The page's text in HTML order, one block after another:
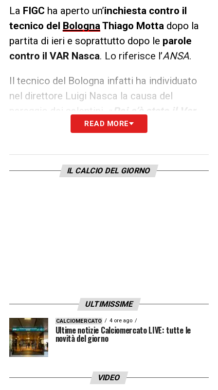
La FIGC ha aperto un’inchiesta contro il
tecnico del Bologna Thiago Motta dopo la
partita di ieri e soprattutto dopo le parole
contro il VAR Nasca. Lo riferisce l’ANSA.
Il tecnico del Bologna infatti ha individuato
nel direttore Luigi Nasca la causa del
pareggio dei salentini. «
Poi c’è stato il Var,
con Nasca che ancora una volta ha
dei rossoblu –Sono sfortunato con lui,
anche in uno Spezia-Lazio ricordo cosa ha
READ MORE
IL CALCIO DEL GIORNO
ULTIMISSIME
CALCIOMERCATO 4 ore ago
Ultime notizie Calciomercato LIVE: tutte le
novità del giorno
VIDEO